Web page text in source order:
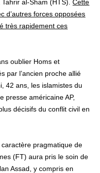
Tahrir al-Sham (HTS).Cette
d’autres forces opposées
très rapidement ces
oublier Homs et
par l’ancien proche allié
42 ans, les islamistes du
presse américaine AP,
décisifs du conflit civil en
pragmatique de
(FT) aura pris le soin de
Assad, y compris en